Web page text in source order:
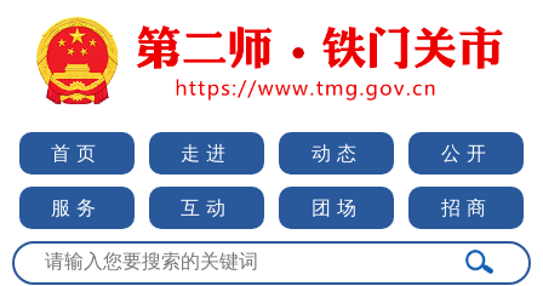
首页 走进 动态 公开
服务 互动 团场 招商